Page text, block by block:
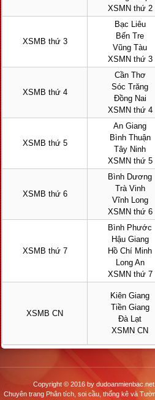
XSMN thứ 2
XSMB thứ 3
Bạc Liêu
Bến Tre
Vũng Tàu
XSMN thứ 3
XSMB thứ 4
Cần Thơ
Sóc Trăng
Đồng Nai
XSMN thứ 4
XSMB thứ 5
An Giang
Bình Thuận
Tây Ninh
XSMN thứ 5
XSMB thứ 6
Bình Dương
Trà Vinh
Vĩnh Long
XSMN thứ 6
XSMB thứ 7
Bình Phước
Hậu Giang
Hồ Chí Minh
Long An
XSMN thứ 7
XSMB CN
Kiên Giang
Tiền Giang
Đà Lạt
XSMN CN
Copyright © 2016 by
Chuyên trang Phân tích, soi cầu, thống kê và